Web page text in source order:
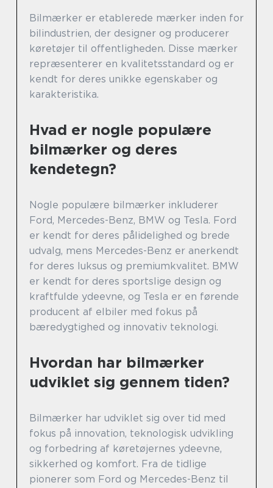
Bilmærker er etablerede mærker inden for
bilindustrien, der designer og producerer
køretøjer til offentligheden. Disse mærker
repræsenterer en kvalitetsstandard og er
kendt for deres unikke egenskaber og
karakteristika.
Hvad er nogle populære
bilmærker og deres
kendetegn?
Nogle populære bilmærker inkluderer
Ford, Mercedes-Benz, BMW og Tesla. Ford
er kendt for deres pålidelighed og brede
udvalg, mens Mercedes-Benz er anerkendt
for deres luksus og premiumkvalitet. BMW
er kendt for deres sportslige design og
kraftfulde ydeevne, og Tesla er en førende
producent af elbiler med fokus på
bæredygtighed og innovativ teknologi.
Hvordan har bilmærker
udviklet sig gennem tiden?
Bilmærker har udviklet sig over tid med
fokus på innovation, teknologisk udvikling
og forbedring af køretøjernes ydeevne,
sikkerhed og komfort. Fra de tidlige
pionerer som Ford og Mercedes-Benz til